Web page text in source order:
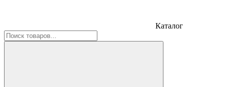
Каталог